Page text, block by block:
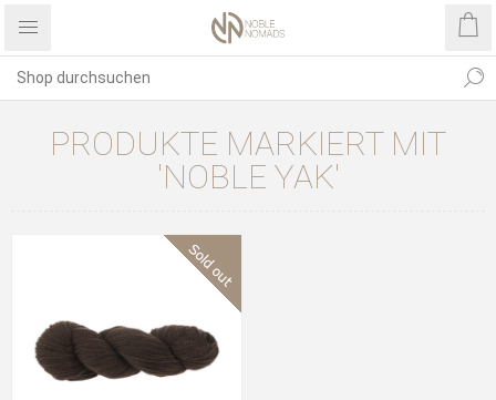
PRODUKTE MARKIERT MIT
'NOBLE YAK'